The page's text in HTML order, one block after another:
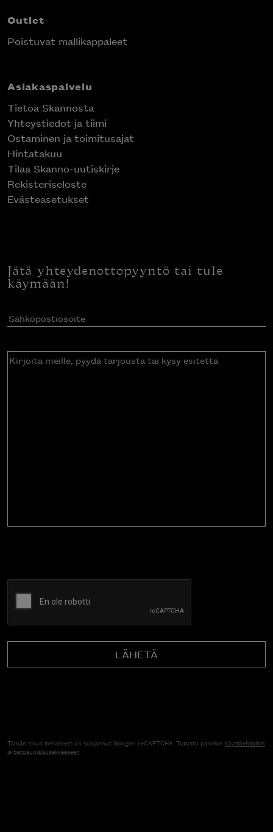
Outlet
Poistuvat mallikappaleet
Asiakaspalvelu
Tietoa Skannosta
Yhteystiedot ja tiimi
Ostaminen ja toimitusajat
Hintatakuu
Tilaa Skanno-uutiskirje
Rekisteriseloste
Evästeasetukset
Jätä yhteydenottopyyntö tai tule
käymään!
Sähköpostiosoite(Pakollinen)
Kirjoita
Tämän sivun lomakkeet on suojannut Googlen reCAPTCHA. Tutustu palvelun käyttöehtoihin
jatietosuojalausekkeeseen